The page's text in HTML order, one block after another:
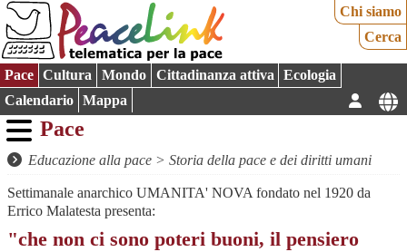
Chi siamo
Cerca
Pace Cultura Mondo Cittadinanza attiva
Ecologia
Calendario
Mappa
Pace
Educazione alla pace >Storia della pace e dei diritti umani
Settimanale anarchico UMANITA' NOVA fondato nel 1920 da
Errico Malatesta presenta:
"che non ci sono poteri buoni, il pensiero